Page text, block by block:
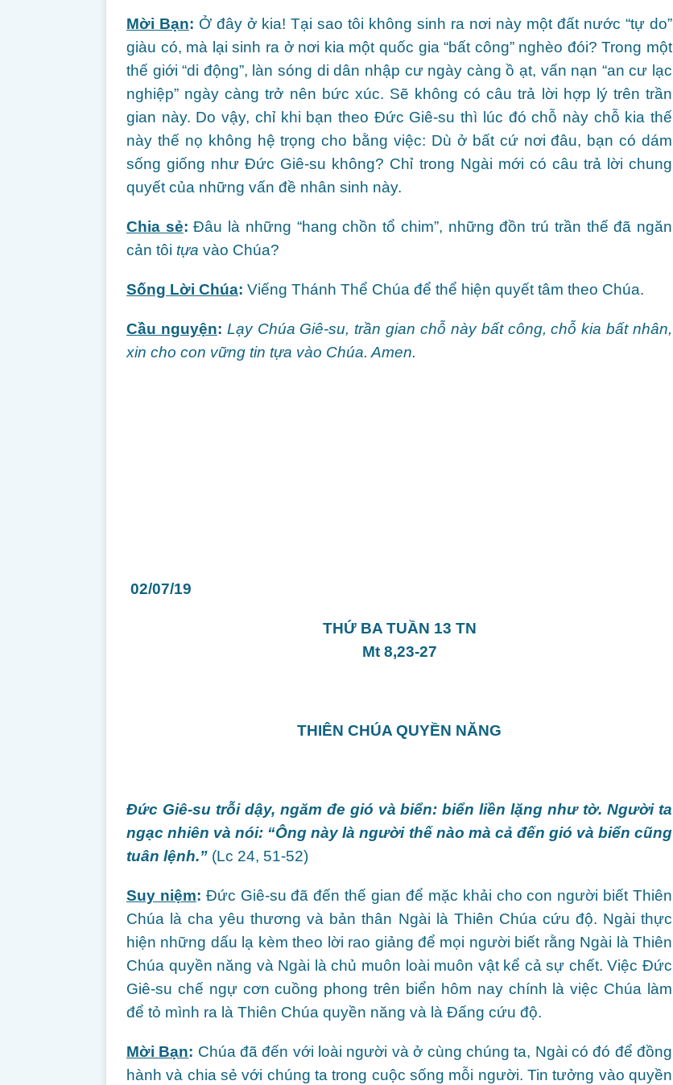
Mời Bạn: Ở đây ở kia! Tại sao tôi không sinh ra nơi này một đất nước “tự do”
giàu có, mà lại sinh ra ở nơi kia một quốc gia “bất công” nghèo đói? Trong một
thế giới “di động”, làn sóng di dân nhập cư ngày càng ồ ạt, vấn nạn “an cư lạc
nghiệp” ngày càng trở nên bức xúc. Sẽ không có câu trả lời hợp lý trên trần
gian này. Do vậy, chỉ khi bạn theo Đức Giê-su thì lúc đó chỗ này chỗ kia thế
này thế nọ không hệ trọng cho bằng việc: Dù ở bất cứ nơi đâu, bạn có dám
sống giống như Đức Giê-su không? Chỉ trong Ngài mới có câu trả lời chung
quyết của những vấn đề nhân sinh này.
Chia sẻ: Đâu là những “hang chồn tổ chim”, những đồn trú trần thế đã ngăn
cản tôi tựa vào Chúa?
Sống Lời Chúa: Viếng Thánh Thể Chúa để thể hiện quyết tâm theo Chúa.
Cầu nguyện: Lạy Chúa Giê-su, trần gian chỗ này bất công, chỗ kia bất nhân,
xin cho con vững tin tựa vào Chúa. Amen.
02/07/19
THỨ BA TUẦN 13 TN
Mt 8,23-27
THIÊN CHÚA QUYỀN NĂNG
Đức Giê-su trỗi dậy, ngăm đe gió và biển: biển liền lặng như tờ. Người ta
ngạc nhiên và nói: “Ông này là người thế nào mà cả đến gió và biển cũng
tuân lệnh.” (Lc 24, 51-52)
Suy niệm: Đức Giê-su đã đến thế gian để mặc khải cho con người biết Thiên
Chúa là cha yêu thương và bản thân Ngài là Thiên Chúa cứu độ. Ngài thực
hiện những dấu lạ kèm theo lời rao giảng để mọi người biết rằng Ngài là Thiên
Chúa quyền năng và Ngài là chủ muôn loài muôn vật kể cả sự chết. Việc Đức
Giê-su chế ngự cơn cuồng phong trên biển hôm nay chính là việc Chúa làm
để tỏ mình ra là Thiên Chúa quyền năng và là Đấng cứu độ.
Mời Bạn: Chúa đã đến với loài người và ở cùng chúng ta, Ngài có đó để đồng
hành và chia sẻ với chúng ta trong cuộc sống mỗi người. Tin tưởng vào quyền